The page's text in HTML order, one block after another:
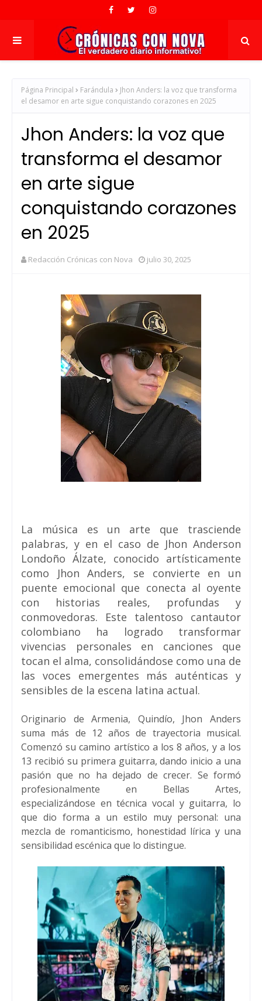
Página Principal Farándula
Jhon Anders: la voz que transforma
el desamor en arte sigue conquistando corazones en 2025
Jhon Anders: la voz que
transforma el desamor
en arte sigue
conquistando corazones
en 2025
Redacción Crónicas con Nova julio 30, 2025
La música es un arte que trasciende
palabras, y en el caso de Jhon Anderson
Londoño Álzate, conocido artísticamente
como Jhon Anders, se convierte en un
puente emocional que conecta al oyente
con historias reales, profundas y
conmovedoras. Este talentoso cantautor
colombiano ha logrado transformar
vivencias personales en canciones que
tocan el alma, consolidándose como una de
las voces emergentes más auténticas y
sensibles de la escena latina actual.
Originario de Armenia, Quindío, Jhon Anders
suma más de 12 años de trayectoria musical.
Comenzó su camino artístico a los 8 años, y a los
13 recibió su primera guitarra, dando inicio a una
pasión que no ha dejado de crecer. Se formó
profesionalmente en Bellas Artes,
especializándose en técnica vocal y guitarra, lo
que dio forma a un estilo muy personal: una
mezcla de romanticismo, honestidad lírica y una
sensibilidad escénica que lo distingue.